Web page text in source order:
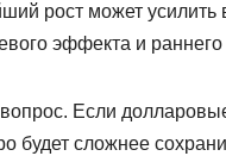
рост может усилить
эффекта и раннего
Если
будет сложнее